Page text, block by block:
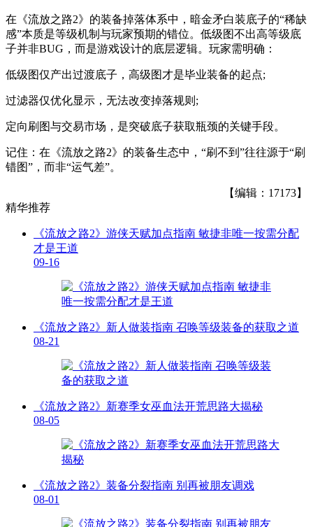
在《流放之路2》的装备掉落体系中，暗金矛白装底子的“稀缺
感”本质是等级机制与玩家预期的错位。低级图不出高等级底
子并非BUG，而是游戏设计的底层逻辑。玩家需明确：
低级图仅产出过渡底子，高级图才是毕业装备的起点;
过滤器仅优化显示，无法改变掉落规则;
定向刷图与交易市场，是突破底子获取瓶颈的关键手段。
记住：在《流放之路2》的装备生态中，“刷不到”往往源于“刷
错图”，而非“运气差”。
【编辑：17173】
精华推荐
《流放之路2》游侠天赋加点指南 敏捷非唯一按需分配
才是王道
09-16
《流放之路2》新人做装指南 召唤等级装备的获取之道
08-21
《流放之路2》新赛季女巫血法开荒思路大揭秘
08-05
《流放之路2》装备分裂指南 别再被朋友调戏
08-01